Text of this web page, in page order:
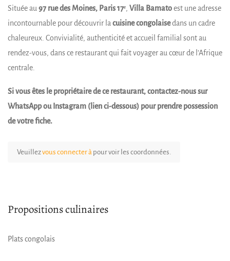
Située au97 rue des Moines, Paris 17ᵉ, Villa Bamatoest une adresse
incontournable pour découvrir lacuisine congolaisedans un cadre
chaleureux. Convivialité, authenticité et accueil familial sont au
rendez-vous, dans ce restaurant qui fait voyager au cœur de l’Afrique
centrale.
Si vous êtes le propriétaire de ce restaurant, contactez-nous sur
WhatsApp ou Instagram (lien ci-dessous) pour prendre possession
de votre fiche.
Veuillezvous connecter à pour voir les coordonnées.
Propositions culinaires
Plats congolais